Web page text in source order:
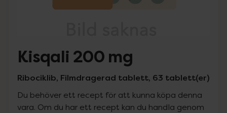
Kisqali 200 mg
Ribociklib, Filmdragerad tablett, 63 tablett(er)
Du behöver ett recept för att kunna köpa denna
vara. Om du har ett recept kan du handla genom